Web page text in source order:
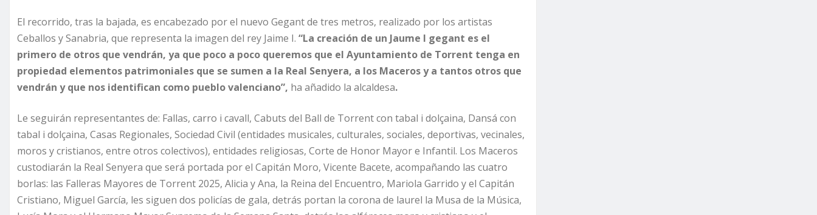
El recorrido, tras la bajada, es encabezado por el nuevo Gegant de tres metros, realizado por los artistas
Ceballos y Sanabria, que representa la imagen del rey Jaime I. “La creación de un Jaume I gegant es el
primero de otros que vendrán, ya que poco a poco queremos que el Ayuntamiento de Torrent tenga en
propiedad elementos patrimoniales que se sumen a la Real Senyera, a los Maceros y a tantos otros que
vendrán y que nos identifican como pueblo valenciano”, ha añadido la alcaldesa.
Le seguirán representantes de: Fallas, carro i cavall, Cabuts del Ball de Torrent con tabal i dolçaina, Dansá con
tabal i dolçaina, Casas Regionales, Sociedad Civil (entidades musicales, culturales, sociales, deportivas, vecinales,
moros y cristianos, entre otros colectivos), entidades religiosas, Corte de Honor Mayor e Infantil. Los Maceros
custodiarán la Real Senyera que será portada por el Capitán Moro, Vicente Bacete, acompañando las cuatro
borlas: las Falleras Mayores de Torrent 2025, Alicia y Ana, la Reina del Encuentro, Mariola Garrido y el Capitán
Cristiano, Miguel García, les siguen dos policías de gala, detrás portan la corona de laurel la Musa de la Música,